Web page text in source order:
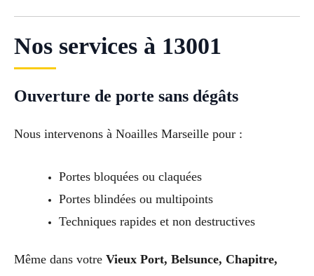
Nos services à 13001
Ouverture de porte sans dégâts
Nous intervenons à Noailles Marseille pour :
Portes bloquées ou claquées
Portes blindées ou multipoints
Techniques rapides et non destructives
Même dans votre Vieux Port, Belsunce, Chapitre,